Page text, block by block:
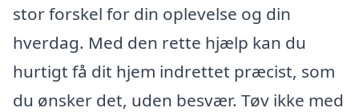
stor forskel for din oplevelse og din
hverdag. Med den rette hjælp kan du
hurtigt få dit hjem indrettet præcist, som
du ønsker det, uden besvær. Tøv ikke med